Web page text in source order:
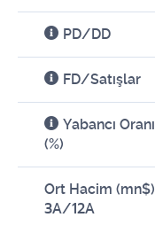
PD/DD
FD/Satışlar
Yabancı Oranı
(%)
Ort Hacim (mn$)
3A/12A